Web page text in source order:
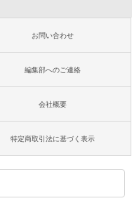
お問い合わせ
編集部へのご連絡
会社概要
特定商取引法に基づく表示